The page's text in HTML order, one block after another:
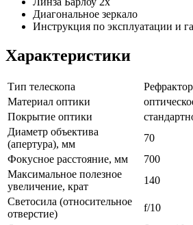
Диагональное зеркало
Инструкция по эксплуатации и
Характеристики
Тип телескопа
Рефрактор
Материал оптики
Покрытие оптики
Диаметр объектива
(апертура), мм
70
Фокусное расстояние, мм
700
Максимальное полезное
увеличение, крат
140
Светосила (относительное
отверстие)
f/10